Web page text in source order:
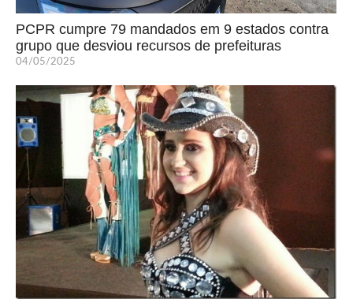
PCPR cumpre 79 mandados em 9 estados contra
grupo que desviou recursos de prefeituras
04/05/2025